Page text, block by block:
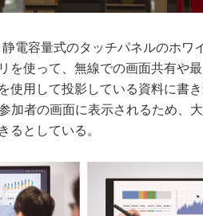
電容量式のタッチパネルのホワ
を使って、無線での画面共有や
使用して投影している資料に書き
加者の画面に表示されるため、
るとしている。